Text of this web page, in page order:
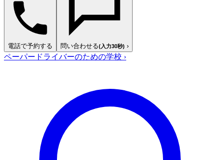
電話で予約する 問い合わせる(入力30秒) ›
ペーパードライバーのための学校 ›